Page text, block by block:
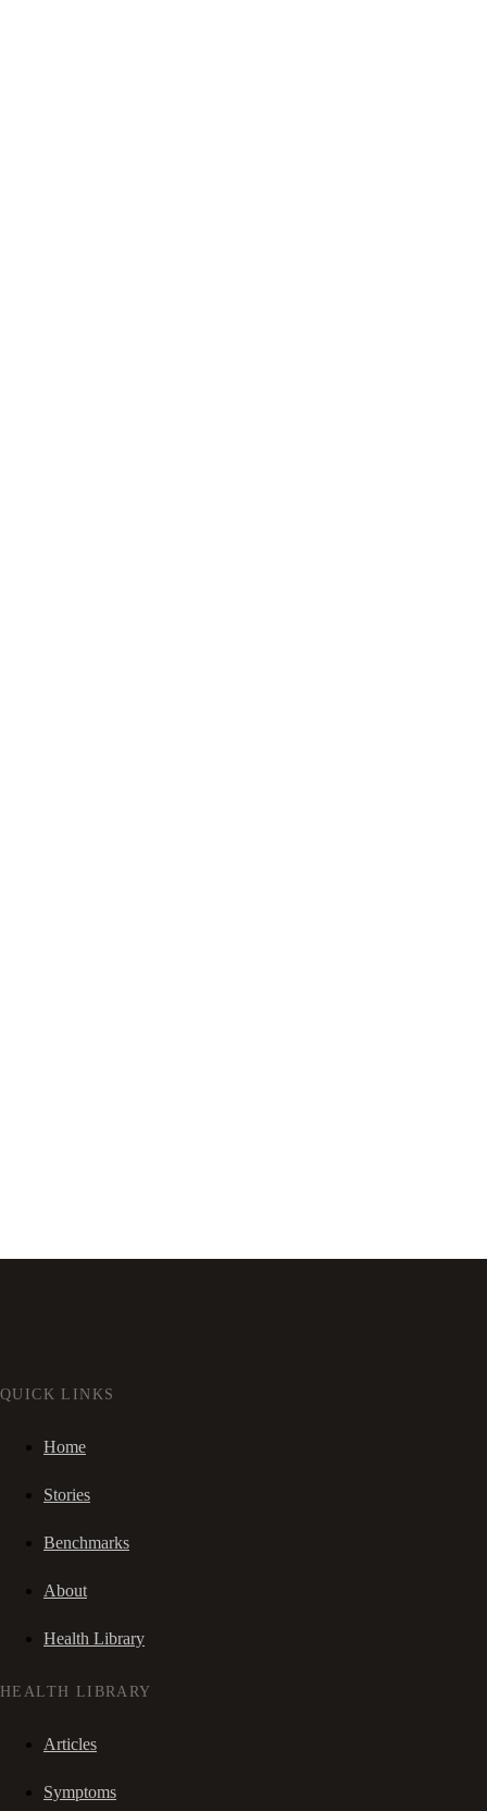
QUICK LINKS
Home
Stories
Benchmarks
About
Health Library
HEALTH LIBRARY
Articles
Symptoms